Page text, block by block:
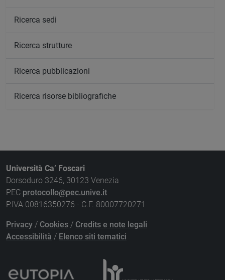
Ricerca sedi
Ricerca strutture
Ricerca pubblicazioni
Ricerca risorse bibliografiche
Università Ca’ Foscari
Dorsoduro 3246, 30123 Venezia
PEC protocollo@pec.unive.it
P.IVA 00816350276 - C.F. 80007720271
Privacy / Cookies / Credits e note legali
Accessibilità / Elenco siti tematici